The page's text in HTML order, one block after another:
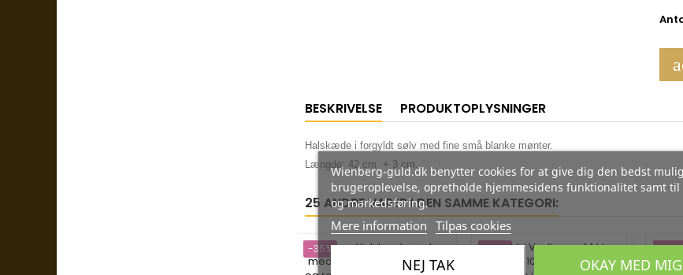
BESKRIVELSE PRODUKTOPLYSNINGER
Halskæde i forgyldt sølv med fine små blanke mønter.
Længde: 42 cm. + 3 cm.
25 ANDRE VARER I DEN SAMME KATEGORI:
-35% -35% -35%
Wienberg-guld.dk benytter cookies for at give dig den bedst
brugeroplevelse, opretholde hjemmesidens funktionalitet samt til
og markedsføring.
Mere information Tilpas cookies
NEJ TAK OKAY MED MIG